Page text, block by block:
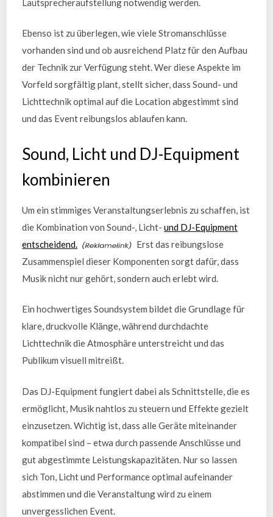
Ebenso ist zu überlegen, wie viele Stromanschlüsse
vorhanden sind und ob ausreichend Platz für den Aufbau
der Technik zur Verfügung steht. Wer diese Aspekte im
Vorfeld sorgfältig plant, stellt sicher, dass Sound- und
Lichttechnik optimal auf die Location abgestimmt sind
und das Event reibungslos ablaufen kann.
Sound, Licht und DJ-Equipment
kombinieren
Um ein stimmiges Veranstaltungserlebnis zu schaffen, ist
die Kombination von Sound-, Licht-und DJ-Equipment
entscheidend.
Erst das reibungslose
Zusammenspiel dieser Komponenten sorgt dafür, dass
Musik nicht nur gehört, sondern auch erlebt wird.
Ein hochwertiges Soundsystem bildet die Grundlage für
klare, druckvolle Klänge, während durchdachte
Lichttechnik die Atmosphäre unterstreicht und das
Publikum visuell mitreißt.
Das DJ-Equipment fungiert dabei als Schnittstelle, die es
ermöglicht, Musik nahtlos zu steuern und Effekte gezielt
einzusetzen. Wichtig ist, dass alle Geräte miteinander
kompatibel sind – etwa durch passende Anschlüsse und
gut abgestimmte Leistungskapazitäten. Nur so lassen
sich Ton, Licht und Performance optimal aufeinander
abstimmen und die Veranstaltung wird zu einem
unvergesslichen Event.